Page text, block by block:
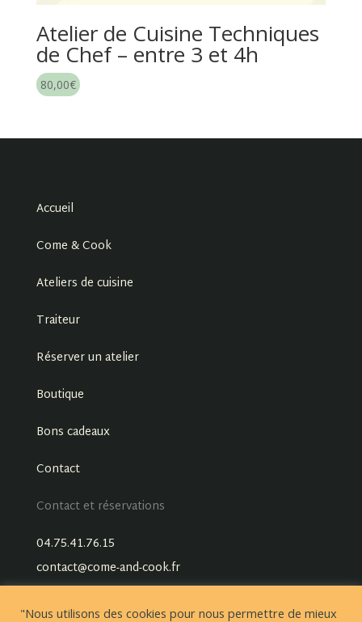
Atelier de Cuisine Techniques
de Chef – entre 3 et 4h
80,00€
Accueil
Come & Cook
Ateliers de cuisine
Traiteur
Réserver un atelier
Boutique
Bons cadeaux
Contact
Contact et réservations
04.75.41.76.15
contact@come-and-cook.fr
"Nous utilisons des cookies pour nous permettre de mieux